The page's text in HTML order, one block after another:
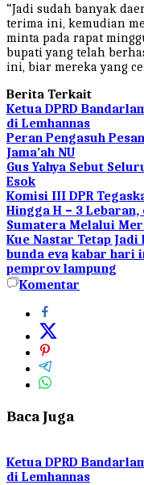
“Jadi sudah banyak
terima ini, kemudian
minta pada rapat
bupati yang telah
ini, biar mereka yang
Berita Terkait
Ketua DPRD
di Lemhannas
Peran Pengasuh
Jama’ah NU
Gus Yahya Sebut
Esok
Komisi III DPR
Hingga H – 3
Sumatera Melalui
Kue Nastar Tetap
bunda eva kabar hari
pemprov lampung
Komentar
Baca Juga
Ketua DPRD
di Lemhannas